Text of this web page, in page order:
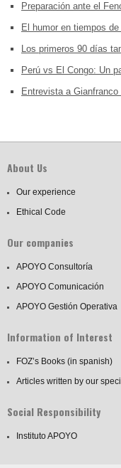
Preparación ante el
El humor en tiempos
Los primeros 90 días
Perú vs El Congo: Un
Entrevista a Gianfranco
About Us
Our experience
Ethical Code
Our companies
APOYO Consultoría
APOYO Comunicación
APOYO Gestión Operativa
Information of Interest
FOZ’s Books (in spanish)
Articles written by our
Social Responsibility
Instituto APOYO